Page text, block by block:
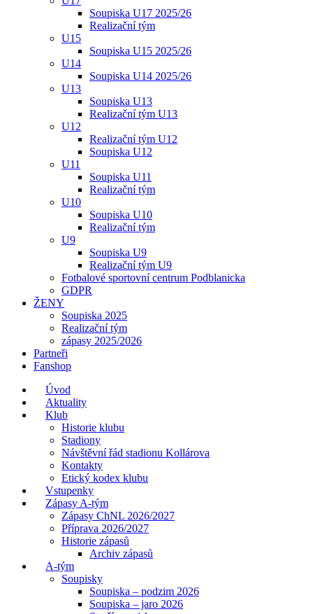
Soupiska U17 2025/26
Realizační tým
U15
Soupiska U15 2025/26
U14
Soupiska U14 2025/26
U13
Soupiska U13
Realizační tým U13
U12
Realizační tým U12
Soupiska U12
U11
Soupiska U11
Realizační tým
U10
Soupiska U10
Realizační tým
U9
Soupiska U9
Realizační tým U9
Fotbalové sportovní centrum Podblanicka
GDPR
ŽENY
Soupiska 2025
Realizační tým
zápasy 2025/2026
Partneři
Fanshop
Úvod
Aktuality
Klub
Historie klubu
Stadiony
Návštěvní řád stadionu Kollárova
Kontakty
Etický kodex klubu
Vstupenky
Zápasy A-tým
Zápasy ChNL 2026/2027
Příprava 2026/2027
Historie zápasů
Archiv zápasů
A-tým
Soupisky
Soupiska – podzim 2026
Soupiska – jaro 2026